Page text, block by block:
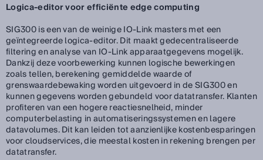
Logica-editor voor efficiënte edge computing
SIG300 is een van de weinige IO-Link masters met een
geïntegreerde logica-editor. Dit maakt gedecentraliseerde
filtering en analyse van IO-Link apparaatgegevens mogelijk.
Dankzij deze voorbewerking kunnen logische bewerkingen
zoals tellen, berekening gemiddelde waarde of
grenswaardebewaking worden uitgevoerd in de SIG300 en
kunnen gegevens worden gebundeld voor datatransfer. Klanten
profiteren van een hogere reactiesnelheid, minder
computerbelasting in automatiseringssystemen en lagere
datavolumes. Dit kan leiden tot aanzienlijke kostenbesparingen
voor cloudservices, die meestal kosten in rekening brengen per
datatransfer.